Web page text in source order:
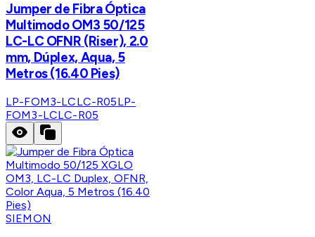
Jumper de Fibra Óptica
Multimodo OM3 50/125
LC-LC OFNR (Riser), 2.0
mm, Dúplex, Aqua, 5
Metros (16.40 Pies)
LP-FOM3-LCLC-R05LP-
FOM3-LCLC-R05
SIEMON